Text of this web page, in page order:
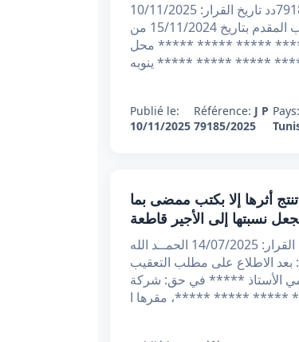
الجمهوريـة التونسيـــة وزارة العدل محكمة التعقيب القضية عـ79185دد تاريخ القرار: 10/11/2025
أصدرت محكمة التعقيب القرار الاتي: بعد الاطلاع على مطلب التعقيب المقدم بتاريخ 15/11/2024 من
***** ***** ***** ***** محل
***** ***** ***** ***** ينوبه
Publié le:
10/11/2025
Référence: J P
79185/2025
Pays:
14/07/2025 : الاستقالة لا تنتج أثرها إلا بكتب ممضى بما
نسبتها إلى الأجير قاطعة
الجمهوريــة التونسيـة محكمة التعقيب قضية مدنية عدد: 84695 تاريخ القرار: 14/07/2025 الحمــد الله
بعد الاطلاع على مطلب التعقيب
في 18/04/2025 من طرف المحامي الأستاذ ***** في حق: شركة
***** *****، مقرها ا